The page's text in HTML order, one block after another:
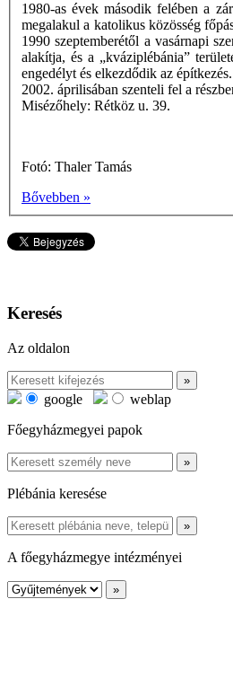
1980-as évek második felében a
megalakul a katolikus közösség
1990 szeptemberétől a vasárnapi
alakítja, és a „kváziplébánia”
engedélyt és elkezdődik az
2002. áprilisában szenteli fel a
Misézőhely: Rétköz u. 39.
Fotó: Thaler Tamás
Bővebben »
Keresés
Az oldalon
google
weblap
Főegyházmegyei papok
Plébánia keresése
A főegyházmegye intézményei